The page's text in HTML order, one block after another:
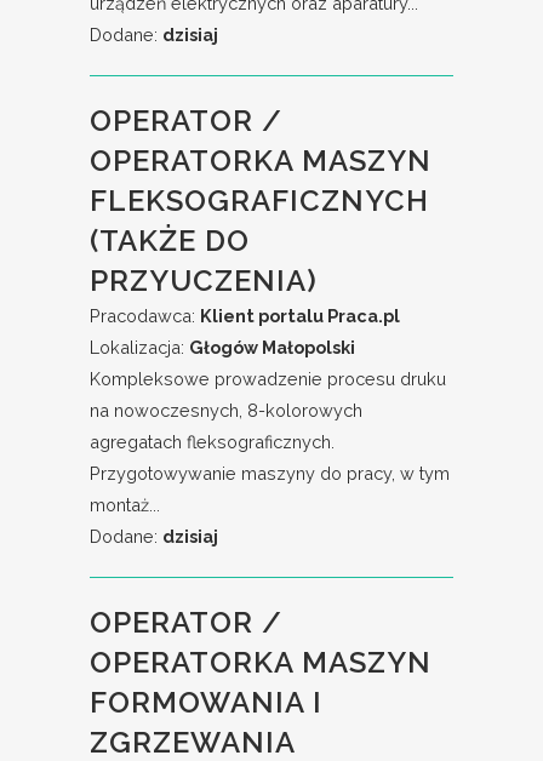
Dodane: dzisiaj
OPERATOR /
OPERATORKA MASZYN
FLEKSOGRAFICZNYCH
(TAKŻE DO
PRZYUCZENIA)
Pracodawca: Klient portalu Praca.pl
Lokalizacja: Głogów Małopolski
Kompleksowe prowadzenie procesu druku
na nowoczesnych, 8-kolorowych
agregatach fleksograficznych.
Przygotowywanie maszyny do pracy, w tym
montaż...
Dodane: dzisiaj
OPERATOR /
OPERATORKA MASZYN
FORMOWANIA I
ZGRZEWANIA